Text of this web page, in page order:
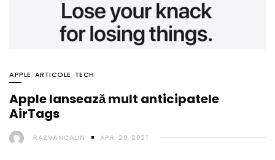
APPLE, ARTICOLE, TECH
Apple lansează mult anticipatele
AirTags
RAZVANCALIN APR. 20, 2021